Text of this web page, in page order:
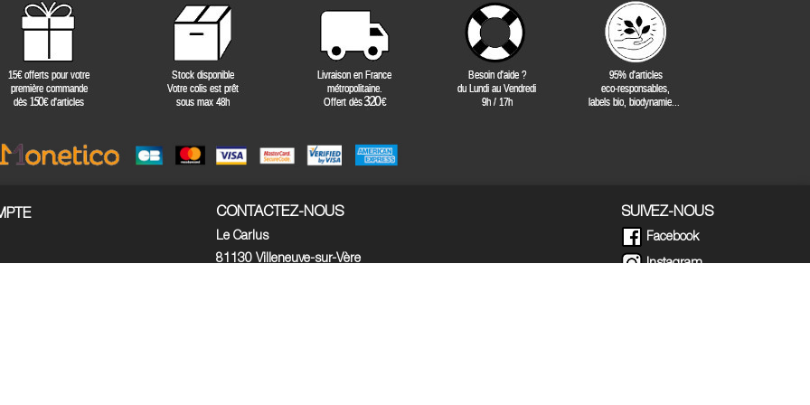
CONTACTEZ-NOUS
Le Carlus
81130 Villeneuve-sur-Vère
SUIVEZ-NOUS
Facebook
Instagram